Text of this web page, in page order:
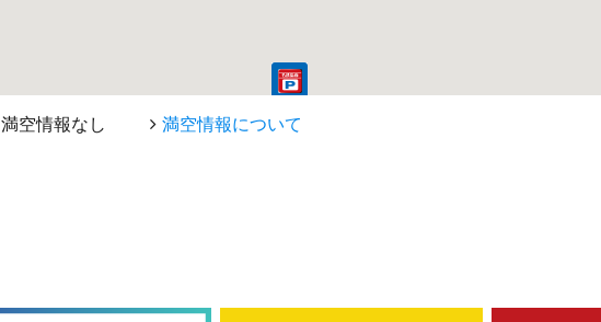
満空情報なし 満空情報について